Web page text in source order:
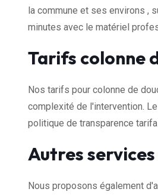
la commune et ses environs ,
minutes avec le matériel
Tarifs colonne
Nos tarifs pour colonne de
complexité de l'intervention.
politique de transparence
Autres
Nous proposons également